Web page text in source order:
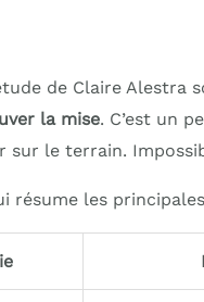
de Claire Alestra
la mise. C’est un
sur le terrain.
résume les